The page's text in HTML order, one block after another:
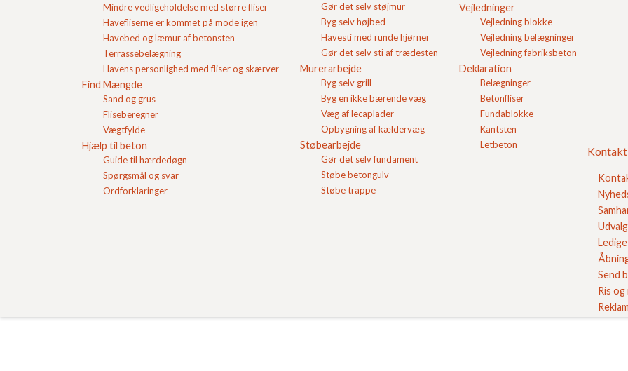
Mindre vedligeholdelse med større fliser
Havefliserne er kommet på mode igen
Havebed og læmur af betonsten
Terrassebelægning
Havens personlighed med fliser og skærver
Find Mængde
Sand og grus
Fliseberegner
Vægtfylde
Hjælp til beton
Guide til hærdedøgn
Spørgsmål og svar
Ordforklaringer
Gør det selv støjmur
Byg selv højbed
Havesti med runde hjørner
Gør det selv sti af trædesten
Murerarbejde
Byg selv grill
Byg en ikke bærende væg
Væg af lecaplader
Opbygning af kældervæg
Støbearbejde
Gør det selv fundament
Støbe betongulv
Støbe trappe
Vejledninger
Vejledning blokke
Vejledning belægninger
Vejledning fabriksbeton
Deklaration
Belægninger
Betonfliser
Fundablokke
Kantsten
Letbeton
Kontakt
Send
Ris
Vil du have et godt tilbud på godstransport til eller fra byggepladser på åbne lastbiler så kontakt FC Beton
salg@fc-beton.dkeller 98 34 34 11.
Du kan læse mere om muligheden for at bestille godstransport hos FC Beton på siden omGodstransport.